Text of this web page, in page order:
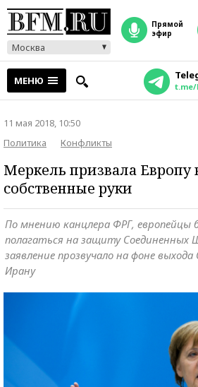
Москва
прямой
эфир
МЕНЮ t.me/
11 мая 2018, 10:50
Политика
Конфликты
Меркель призвала Европу
собственные руки
По мнению канцлера ФРГ, европейцы
полагаться на защиту
заявление прозвучало на фоне
Ирану